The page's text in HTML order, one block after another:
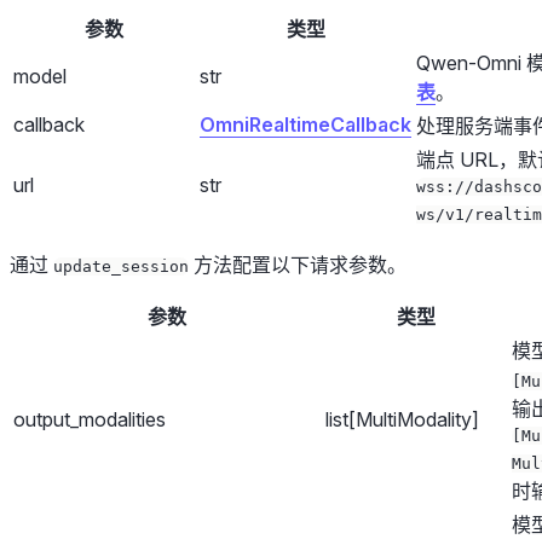
参数
类型
model
str
Qwen-Omni
表。
callback
OmniRealtimeCallback 处理服务端事
url str
端点 URL，
wss://
ws/v1/
通过 update_session 方法配置以下请求参数。
参数 类型
output_modalities list[MultiModality]
模
输
时
模